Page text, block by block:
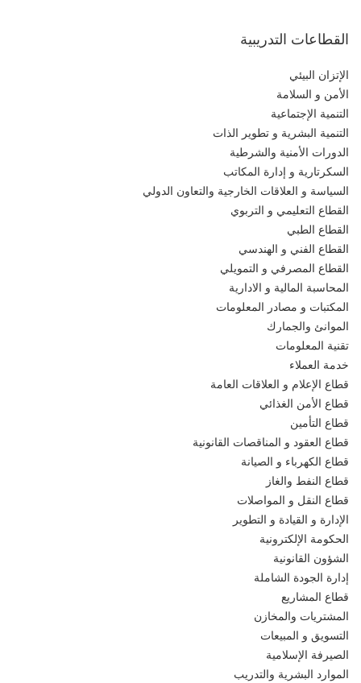
القطاعات التدريبية
الإتزان البيئي
الأمن و السلامة
التنمية الإجتماعية
التنمية البشرية و تطوير الذات
الدورات الأمنية والشرطية
السكرتارية و إدارة المكاتب
السياسة و العلاقات الخارجية والتعاون الدولي
القطاع التعليمي و التربوي
القطاع الطبي
القطاع الفني و الهندسي
القطاع المصرفي و التمويلي
المحاسبة المالية و الادارية
المكتبات و مصادر المعلومات
الموانئ والجمارك
تقنية المعلومات
خدمة العملاء
قطاع الإعلام و العلاقات العامة
قطاع الأمن الغذائي
قطاع التأمين
قطاع العقود و المناقصات القانونية
قطاع الكهرباء و الصيانة
قطاع النفط والغاز
قطاع النقل و المواصلات
الإدارة و القيادة و التطوير
الحكومة الإلكترونية
الشؤون القانونية
إدارة الجودة الشاملة
قطاع المشاريع
المشتريات والمخازن
التسويق و المبيعات
الصيرفة الإسلامية
الموارد البشرية والتدريب